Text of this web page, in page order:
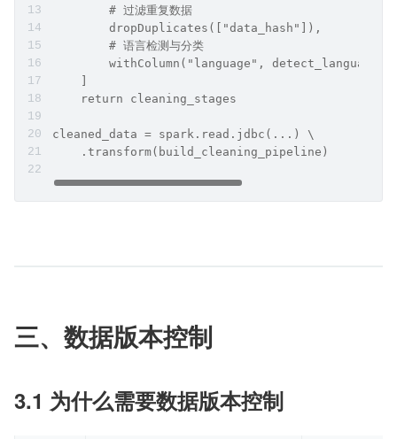
        # 过滤重复数据
        dropDuplicates(["data_hash"]),
        # 语言检测与分类
withColumn("language",
    return cleaning_stages
cleaned_data = spark.read.jdbc(...) \
    .transform(build_cleaning_pipeline)
三、数据版本控制
3.1 为什么需要数据版本控制